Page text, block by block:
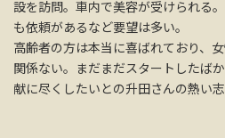
設を訪問。車内で美容が受けられる
も依頼があるなど要望は多い。
高齢者の方は本当に喜ばれており、
関係ない。まだまだスタートしたば
献に尽くしたいとの升田さんの熱い志